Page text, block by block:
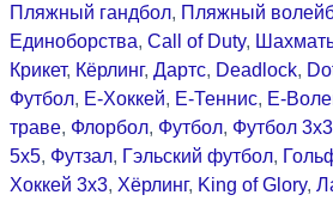
Пляжный гандбол, Пляжный
Единоборства, Call of Duty,
Крикет, Кёрлинг, Дартс, Deadlock,
Футбол, Е-Хоккей, Е-Теннис, Е-
траве, Флорбол, Футбол, Футбол 3x3
5x5, Футзал, Гэльский футбол,
Хоккей 3x3, Хёрлинг, King of Glory,